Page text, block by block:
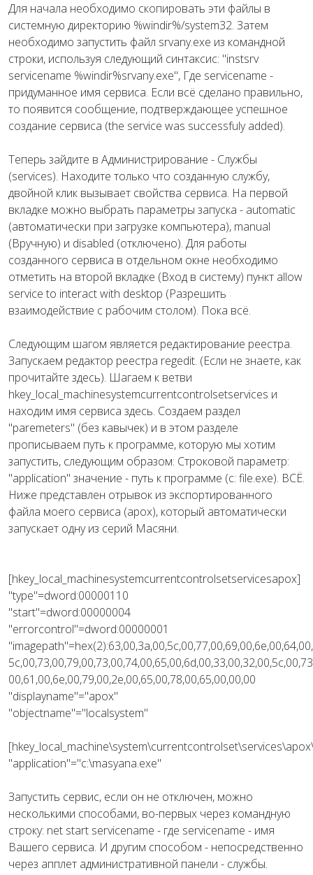
Для начала необходимо скопировать эти файлы в
системную директорию %windir%/system32. Затем
необходимо запустить файл srvany.exe из командной
строки, используя следующий синтаксис: "instsrv
servicename %windir%srvany.exe", Где servicename -
придуманное имя сервиса. Если всё сделано правильно,
то появится сообщение, подтверждающее успешное
создание сервиса (the service was successfuly added).
Теперь зайдите в Администрирование - Службы
(services). Находите только что созданную службу,
двойной клик вызывает свойства сервиса. На первой
вкладке можно выбрать параметры запуска - automatic
(автоматически при загрузке компьютера), manual
(Вручную) и disabled (отключено). Для работы
созданного сервиса в отдельном окне необходимо
отметить на второй вкладке (Вход в систему) пункт allow
service to interact with desktop (Разрешить
взаимодействие с рабочим столом). Пока всё.
Следующим шагом является редактирование реестра.
Запускаем редактор реестра regedit. (Если не знаете, как
прочитайте здесь). Шагаем к ветви
hkey_local_machinesystemcurrentcontrolsetservices и
находим имя сервиса здесь. Создаем раздел
"paremeters" (без кавычек) и в этом разделе
прописываем путь к программе, которую мы хотим
запустить, следующим образом: Строковой параметр:
"application" значение - путь к программе (c: file.exe). ВСЁ.
Ниже представлен отрывок из экспортированного
файла моего сервиса (apox), который автоматически
запускает одну из серий Масяни.
[hkey_local_machinesystemcurrentcontrolsetservicesapox]
"type"=dword:00000110
"start"=dword:00000004
"errorcontrol"=dword:00000001
00,61,00,6e,00,79,00,2e,00,65,00,78,00,65,00,00,00
"displayname"="apox"
"objectname"="localsystem"
"application"="c:\masyana.exe"
Запустить сервис, если он не отключен, можно
несколькими способами, во-первых через командную
строку: net start servicename - где sеrvicename - имя
Вашего сервиса. И другим способом - непосредственно
через апплет административной панели - службы.